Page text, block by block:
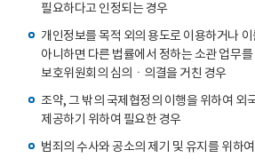
필요하다고 인정되는 경우
개인정보를 목적 외의 용도로 이용하거나
아니하면 다른 법률에서 정하는 소관 업무
보호위원회의 심의ㆍ의결을 거친 경우
조약, 그 밖의 국제협정의 이행을 위하여 외
제공하기 위하여 필요한 경우
범죄의 수사와 공소의 제기 및 유지를 위하